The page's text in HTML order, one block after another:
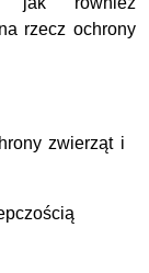
rzecz ochrony
zwierząt i